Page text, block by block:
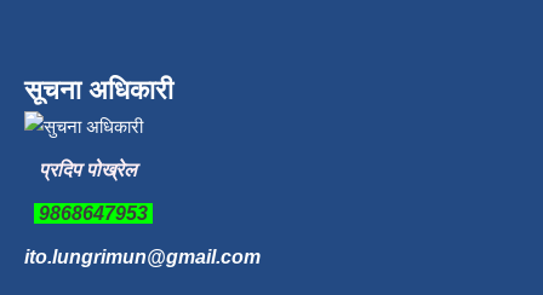
सूचना अधिकारी
प्रदिप पोख्रेल
9868647953
ito.lungrimun@gmail.com